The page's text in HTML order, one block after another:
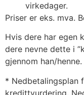
virkedager.
Priser er eks. mva.
Hvis dere har egen
dere nevne dette i
gjennom han/henne.
* Nedbetalingsplan
kredittvurdering.